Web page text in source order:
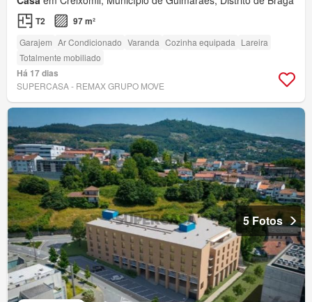
T2 97 m²
Garajem Ar Condicionado Varanda Cozinha equipada Lareira
Totalmente mobiliado
Há 17 dias
SUPERCASA - REMAX GRUPO MOVE
5 Fotos